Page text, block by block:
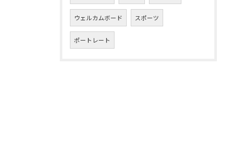
ウェルカムボード スポーツ
ポートレート